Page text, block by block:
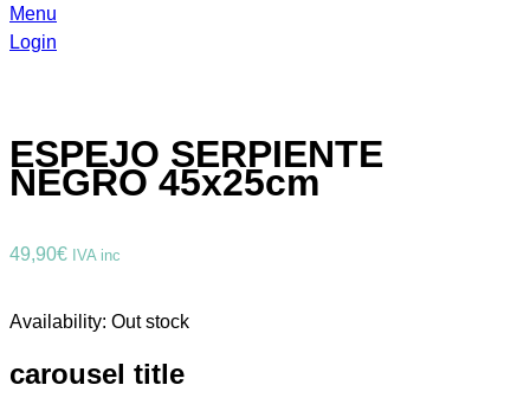
Menu
Login
ESPEJO SERPIENTE
NEGRO 45x25cm
49,90€ IVA inc
Availability: Out stock
carousel title